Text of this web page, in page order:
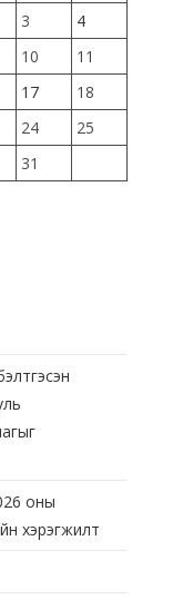
3
4
10
11
17
18
24
25
31
оны
хэрэгжилт